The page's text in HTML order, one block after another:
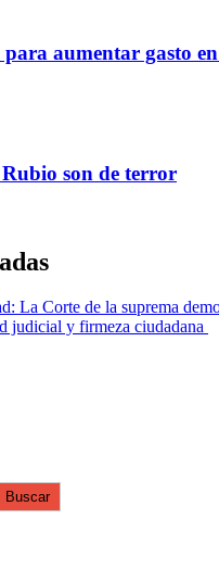
aumentar gasto
son de terror
La Corte de la suprema
judicial y firmeza ciudadana
Buscar